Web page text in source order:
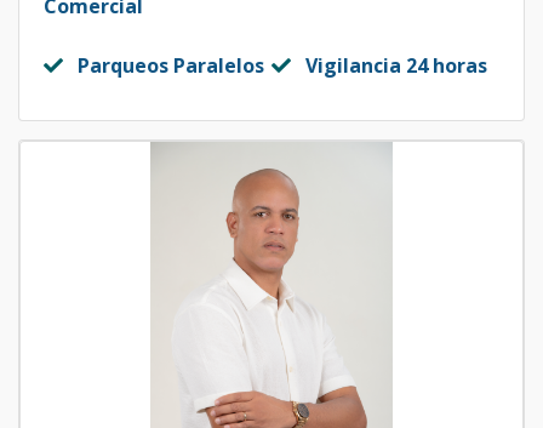
Comercial
Parqueos Paralelos Vigilancia 24 horas